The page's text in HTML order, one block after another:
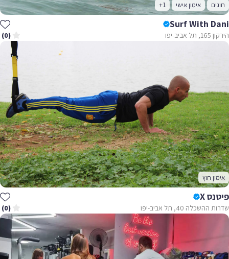
חוגים אימון אישי +1
Surf With Dani
הירקון 165, תל אביב-יפו (0)
אימון חוץ
פיטנס X
שדרות ההשכלה 40, תל אביב-יפו (0)